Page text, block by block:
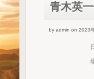
青木英
by admin on 2023